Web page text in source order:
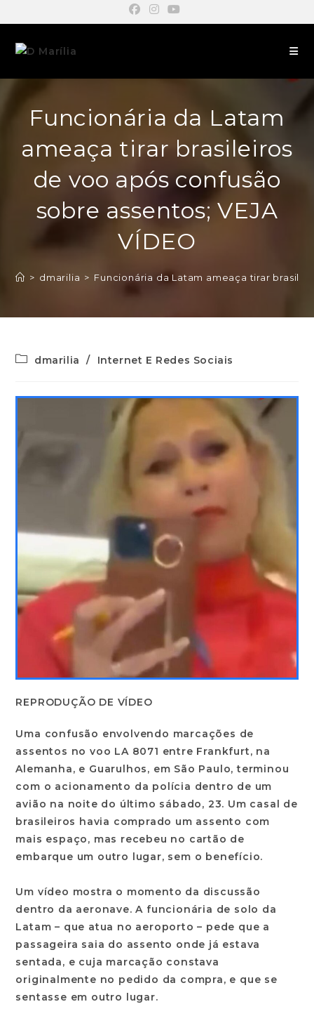
Funcionária da Latam
ameaça tirar brasileiros
de voo após confusão
sobre assentos; VEJA
VÍDEO
> dmarilia > Funcionária da Latam ameaça tirar
dmarilia / Internet E Redes Sociais
REPRODUÇÃO DE VÍDEO
Uma confusão envolvendo marcações de
assentos no voo LA 8071 entre Frankfurt, na
Alemanha, e Guarulhos, em São Paulo, terminou
com o acionamento da polícia dentro de um
avião na noite do último sábado, 23. Um casal de
brasileiros havia comprado um assento com
mais espaço, mas recebeu no cartão de
embarque um outro lugar, sem o benefício.
Um vídeo mostra o momento da discussão
dentro da aeronave. A funcionária de solo da
Latam – que atua no aeroporto – pede que a
passageira saia do assento onde já estava
sentada, e cuja marcação constava
originalmente no pedido da compra, e que se
sentasse em outro lugar.